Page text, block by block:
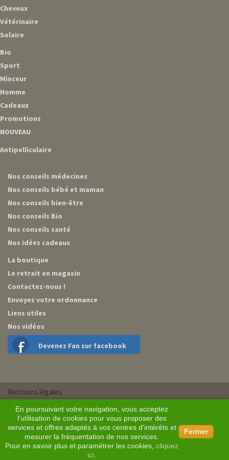
Cheveux
Vétérinaire
Solaire
Bio
Sport
Minceur
Homme
Cadeaux
Promotions
NOUVEAU
Antipelliculaire
Nos conseils médecines
Nos conseils bébé et maman
Nos conseils bien-être
Nos conseils Bio
Nos conseils santé
Nos idées cadeaux
La boutique
Le retrait en magasin
Contactez-nous !
Envoyez votre ordonnance
Liens utiles
Nos vidéos
Devenez Fan sur facebook
En poursuivant votre navigation, vous acceptez
l'utilisation de cookies pour vous proposer des
services et offres adaptés à vos centres d'intérêts et
mesurer la fréquentation de nos services.
Pour en savoir plus et paramétrer les cookies, cliquez
ici
Fermer
Mentions légales
Plan du site
Conditions générales de vente
Conception BM Services